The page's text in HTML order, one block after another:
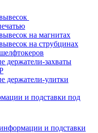
на магнитах
на струбцинах
держатели-захваты
держатели-улитки
и подставки под
и подставки